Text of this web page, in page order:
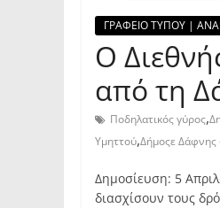
ΓΡΑΦΕΙΟ ΤΥΠΟΥ |
Ο
από τη
Ποδηλατικός γύρος,
Υμηττού,Δήμοςε Δάφνης
Δημοσίευση: 5
διασχίσουν τους